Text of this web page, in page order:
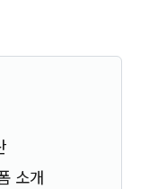
소개